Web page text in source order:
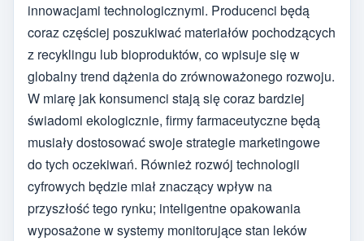
innowacjami technologicznymi. Producenci będą
coraz częściej poszukiwać materiałów pochodzących
z recyklingu lub bioproduktów, co wpisuje się w
globalny trend dążenia do zrównoważonego rozwoju.
W miarę jak konsumenci stają się coraz bardziej
świadomi ekologicznie, firmy farmaceutyczne będą
musiały dostosować swoje strategie marketingowe
do tych oczekiwań. Również rozwój technologii
cyfrowych będzie miał znaczący wpływ na
przyszłość tego rynku; inteligentne opakowania
wyposażone w systemy monitorujące stan leków